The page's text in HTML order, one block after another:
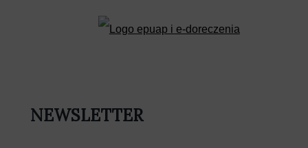
NEWSLETTER